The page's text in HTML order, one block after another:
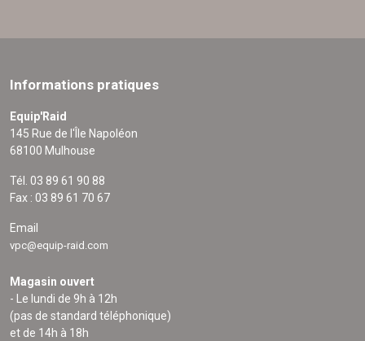
Informations pratiques
Equip'Raid
145 Rue de l'Île Napoléon
68100 Mulhouse
Tél. 03 89 61 90 88
Fax : 03 89 61 70 67
Email
vpc@equip-raid.com
Magasin ouvert
- Le lundi de 9h à 12h
(pas de standard téléphonique)
et de 14h à 18h